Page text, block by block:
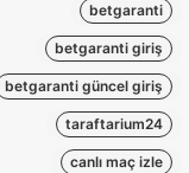
betgaranti
betgaranti giriş
betgaranti güncel giriş
taraftarium24
canlı maç izle